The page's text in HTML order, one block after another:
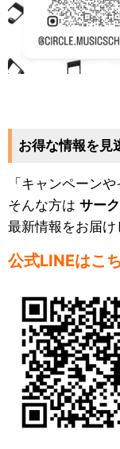
お得な情報を見
「キャンペーン
そんな方は サー
最新情報をお届け
公式LINEはこ